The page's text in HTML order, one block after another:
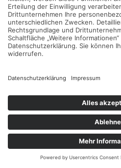
Der Eintrag "13694" existiert leider nicht.
© 2026 Rosendahl GmbH
Kontakt
Impressum Datenschutz